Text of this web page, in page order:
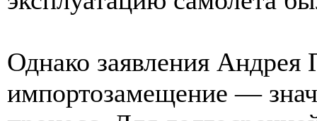
Однако заявления Андрея
импортозамещение —